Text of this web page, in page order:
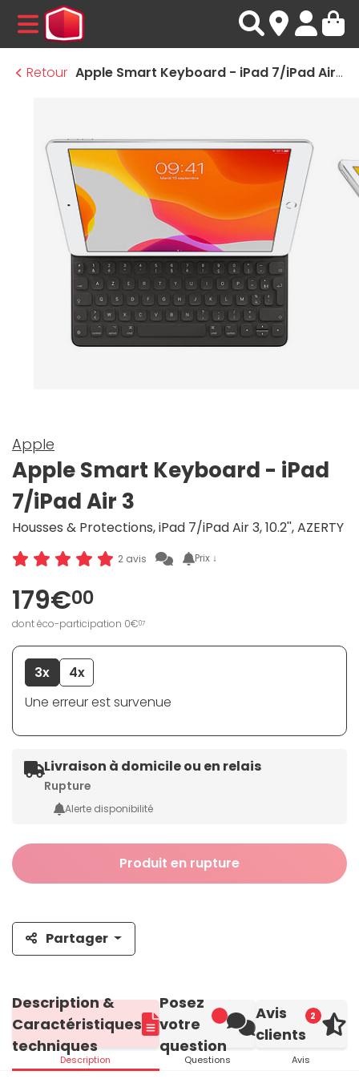
MENU
Retour
Apple Smart Keyboard - iPad 7/iPad Air 3
Apple
Apple Smart Keyboard - iPad
7/iPad Air 3
Housses & Protections, iPad 7/iPad Air 3, 10.2'', AZERTY
2 avis Prix ↓
179€00
dont éco-participation 0€07
3x
4x
Une erreur est survenue
Livraison à domicile ou en relais
Rupture
Alerte disponibilité
Produit en rupture
Partager
Description &
Caractéristiques
techniques
Description
Posez
votre
question
Questions
2
Avis
clients
Avis